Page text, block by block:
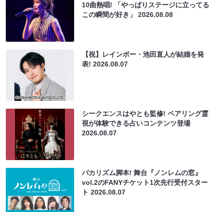
10曲熱唱! 「やっぱりステージに立ってる
この瞬間が好き」2026.08.08
【祝】レインボー・池田直人が結婚を発
表!2026.08.07
シークエンスはやとも監修! ペアリング霊
視が体験できる占いコンテンツ登場
2026.08.07
バカリズム脚本! 舞台『ノンレムの窓』
vol.2のFANYチケット1次先行受付スター
ト2026.08.07